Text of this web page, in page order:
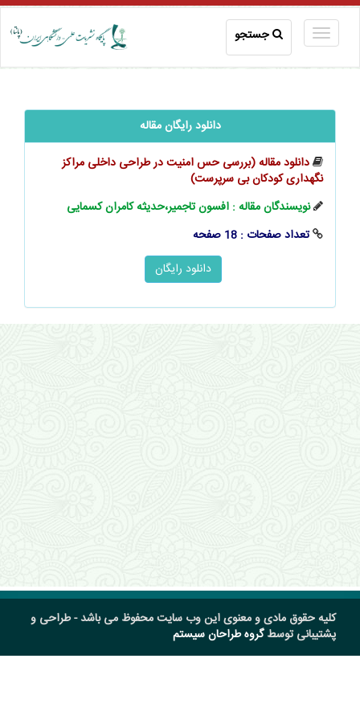
جستجو
دانلود رایگان مقاله
دانلود مقاله (بررسی حس امنیت در طراحی داخلی مراکز
نگهداری کودکان بی سرپرست)
نویسندگان مقاله : افسون تاجمیر،حدیثه کامران کسمایی
تعداد صفحات : 18 صفحه
کلیه حقوق مادی و معنوی این وب سایت محفوظ می باشد - طراحی و
پشتیبانی توسطگروه طراحان سیستم